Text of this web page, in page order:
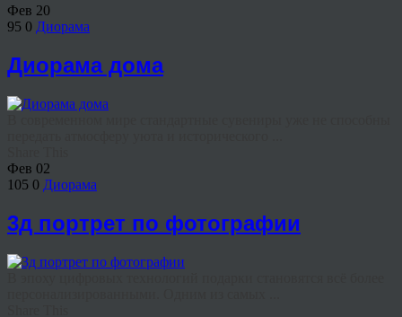
Фев 20
95 0 Диорама
Диорама дома
Фев 02
105 0 Диорама
3д портрет по фотографии